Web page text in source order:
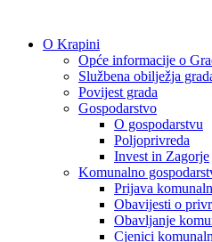
O Krapini
Opće informacije o
Službena obilježja
Povijest grada
Gospodarstvo
O gospodarstvu
Poljoprivreda
Invest in Zagorje
Komunalno
Prijava
Obavijesti o
Obavljanje
Cjenici